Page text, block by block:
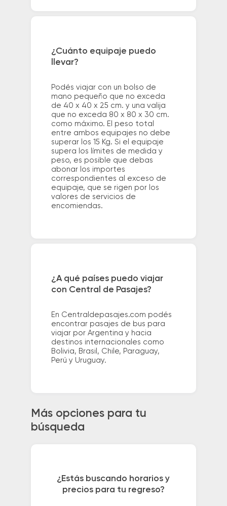
¿Cuánto equipaje puedo
llevar?
Podés viajar con un bolso de
mano pequeño que no exceda
de 40 x 40 x 25 cm. y una valija
que no exceda 80 x 80 x 30 cm.
como máximo. El peso total
entre ambos equipajes no debe
superar los 15 Kg. Si el equipaje
supera los límites de medida y
peso, es posible que debas
abonar los importes
correspondientes al exceso de
equipaje, que se rigen por los
valores de servicios de
encomiendas.
¿A qué países puedo viajar
con Central de Pasajes?
En Centraldepasajes.com podés
encontrar pasajes de bus para
viajar por Argentina y hacia
destinos internacionales como
Bolivia, Brasil, Chile, Paraguay,
Perú y Uruguay.
Más opciones para tu
búsqueda
¿Estás buscando horarios y
precios para tu regreso?